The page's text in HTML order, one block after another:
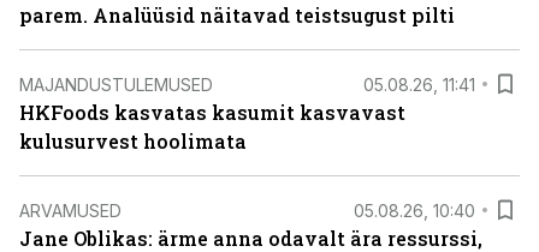
parem. Analüüsid näitavad teistsugust pilti
MAJANDUSTULEMUSED 05.08.26, 11:41
HKFoods kasvatas kasumit kasvavast
kulusurvest hoolimata
ARVAMUSED 05.08.26, 10:40
Jane Oblikas: ärme anna odavalt ära ressurssi,